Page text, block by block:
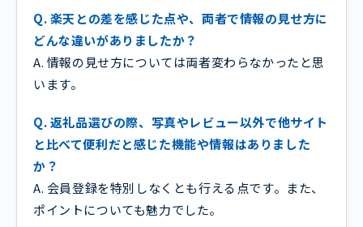
Q. 楽天との差を感じた点や、両者で情報の見せ方に
どんな違いがありましたか？
A. 情報の見せ方については両者変わらなかったと思
います。
Q. 返礼品選びの際、写真やレビュー以外で他サイト
と比べて便利だと感じた機能や情報はありました
か？
A. 会員登録を特別しなくとも行える点です。また、
ポイントについても魅力でした。